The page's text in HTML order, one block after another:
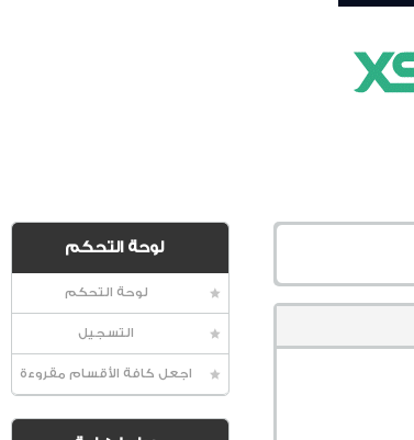
لوحة التحكم
لوحة التحكم
التسجيل
اجعل كافة الأقسام مقروءة